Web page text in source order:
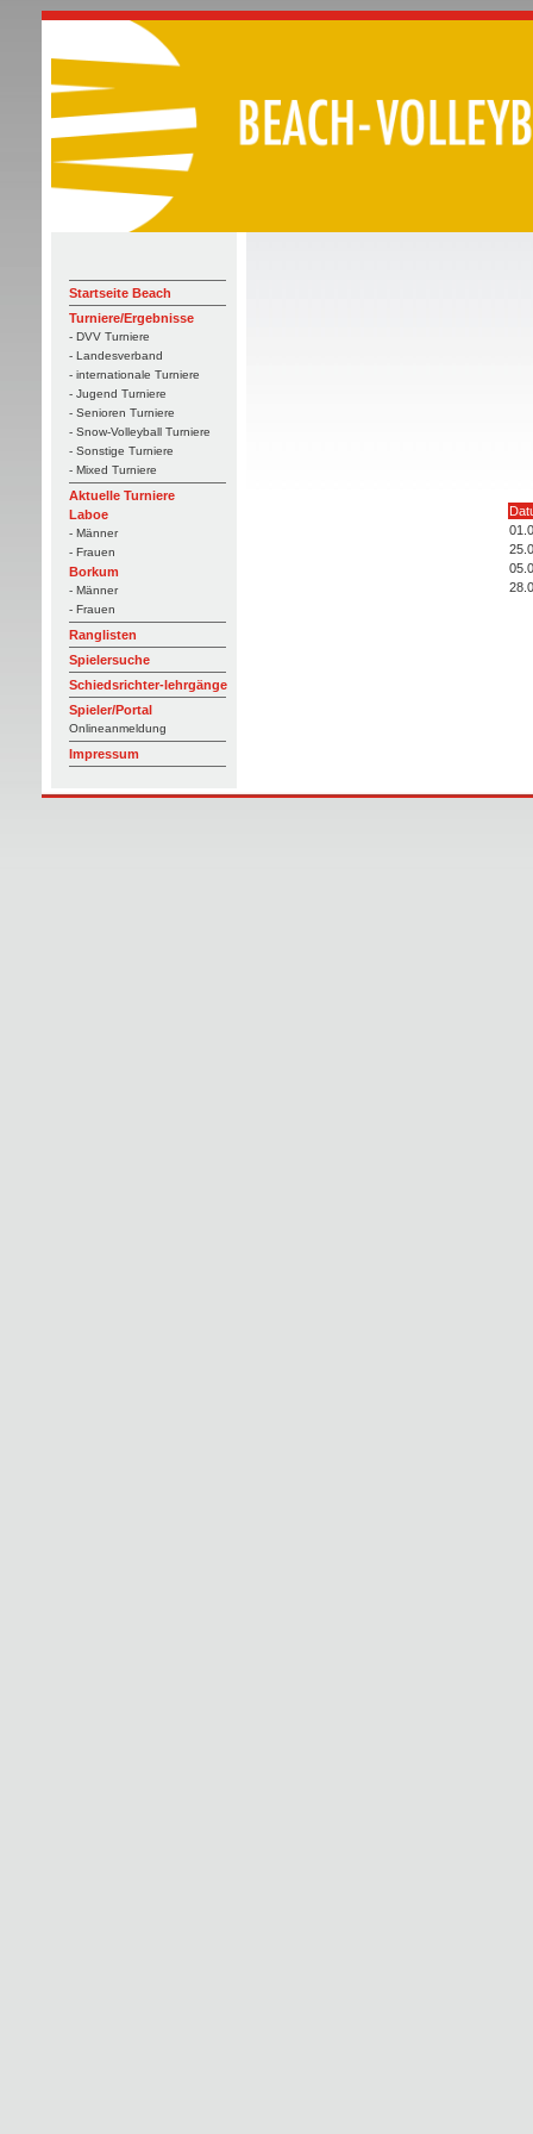
Startseite Beach
Turniere/Ergebnisse
- DVV Turniere
- Landesverband
- internationale Turniere
- Jugend Turniere
- Senioren Turniere
- Snow-Volleyball Turniere
- Sonstige Turniere
- Mixed Turniere
Aktuelle Turniere
Laboe
- Männer
- Frauen
Borkum
- Männer
- Frauen
Ranglisten
Spielersuche
Schiedsrichter-lehrgänge
Spieler/Portal
Onlineanmeldung
Impressum